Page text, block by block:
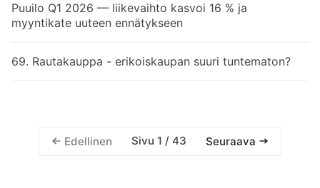
Puuilo Q1 2026 — liikevaihto kasvoi 16 % ja
myyntikate uuteen ennätykseen
69. Rautakauppa - erikoiskaupan suuri tuntematon?
Edellinen Sivu 1 / 43 Seuraava